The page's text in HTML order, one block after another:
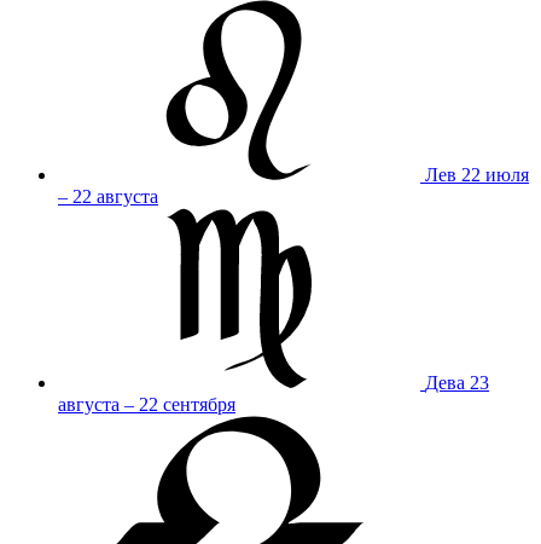
Лев 22 июля
– 22 августа
Дева 23
августа – 22 сентября